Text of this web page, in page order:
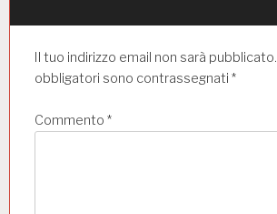
Il tuo indirizzo email non sarà pubblicato.
obbligatori sono contrassegnati *
Commento *